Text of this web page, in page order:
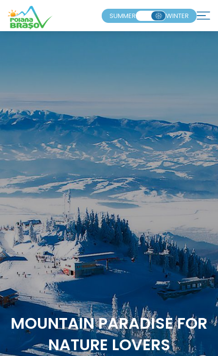
SUMMER WINTER
MOUNTAIN PARADISE FOR
NATURE LOVERS